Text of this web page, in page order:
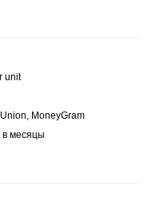
unit
MoneyGram
в месяцы